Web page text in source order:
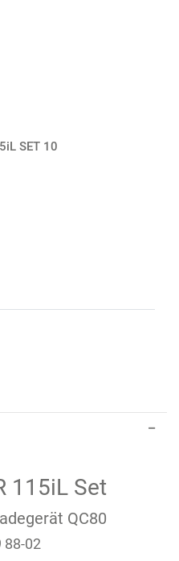
SET 10
115iL Set
QC80
88-02